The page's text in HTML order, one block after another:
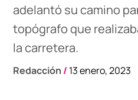
adelantó su camino
topógrafo que
la carretera.
Redacción / 13 enero, 2023